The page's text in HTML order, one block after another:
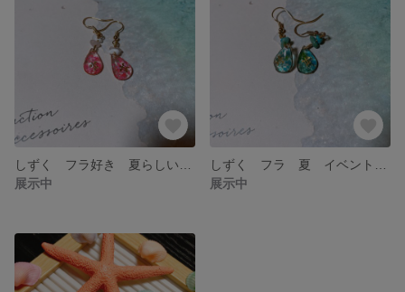
展示中
展示中